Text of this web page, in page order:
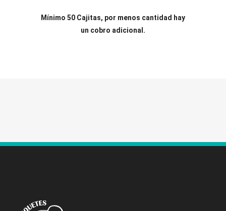
Mínimo 50 Cajitas, por menos cantidad hay
un cobro adicional.